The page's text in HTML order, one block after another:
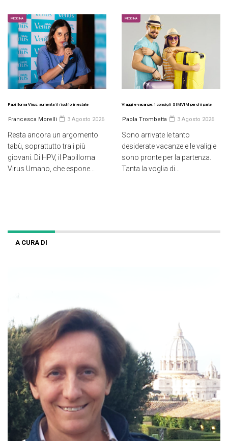
MEDICINA
Papilloma Virus: aumenta il rischio in estate
Francesca Morelli 3 Agosto 2026
Resta ancora un argomento
tabù, soprattutto tra i più
giovani. Di HPV, il Papilloma
Virus Umano, che espone...
MEDICINA
Viaggi e vacanze: i consigli SIMVIM per chi parte
Paola Trombetta 3 Agosto 2026
Sono arrivate le tanto
desiderate vacanze e le valigie
sono pronte per la partenza.
Tanta la voglia di...
A CURA DI